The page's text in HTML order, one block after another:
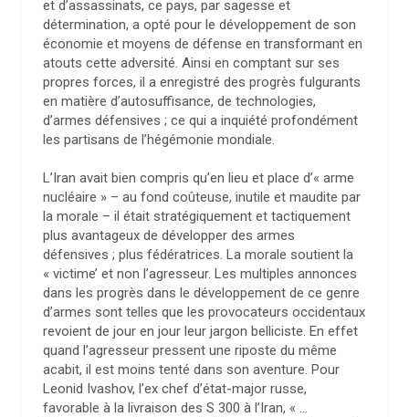
et d’assassinats, ce pays, par sagesse et
détermination, a opté pour le développement de son
économie et moyens de défense en transformant en
atouts cette adversité. Ainsi en comptant sur ses
propres forces, il a enregistré des progrès fulgurants
en matière d’autosuffisance, de technologies,
d’armes défensives ; ce qui a inquiété profondément
les partisans de l’hégémonie mondiale.
L’Iran avait bien compris qu’en lieu et place d’« arme
nucléaire » – au fond coûteuse, inutile et maudite par
la morale – il était stratégiquement et tactiquement
plus avantageux de développer des armes
défensives ; plus fédératrices. La morale soutient la
« victime’ et non l’agresseur. Les multiples annonces
dans les progrès dans le développement de ce genre
d’armes sont telles que les provocateurs occidentaux
revoient de jour en jour leur jargon belliciste. En effet
quand l’agresseur pressent une riposte du même
acabit, il est moins tenté dans son aventure. Pour
Leonid Ivashov, l’ex chef d’état-major russe,
favorable à la livraison des S 300 à l’Iran, « …